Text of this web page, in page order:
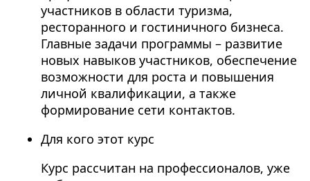
участников в области туризма,
ресторанного и гостиничного бизнеса.
Главные задачи программы – развитие
новых навыков участников, обеспечение
возможности для роста и повышения
личной квалификации, а также
формирование сети контактов.
Для кого этот курс
Курс рассчитан на профессионалов, уже